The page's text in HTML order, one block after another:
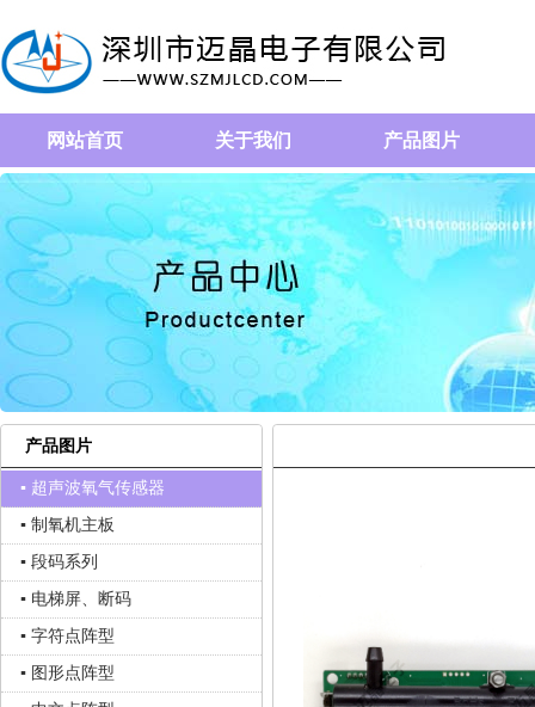
网站首页 关于我们 产品图片
产品图片
▪ 超声波氧气传感器
▪ 制氧机主板
▪ 段码系列
▪ 电梯屏、断码
▪ 字符点阵型
▪ 图形点阵型